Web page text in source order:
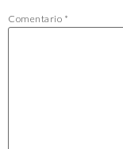
Comentario *